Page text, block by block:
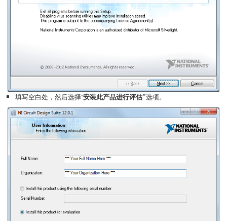
填写空白处，然后选择“安装此产品进行评估”选项。